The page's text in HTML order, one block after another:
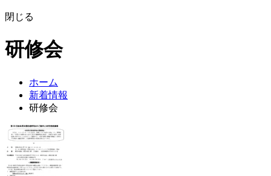
閉じる
研修会
ホーム
新着情報
研修会